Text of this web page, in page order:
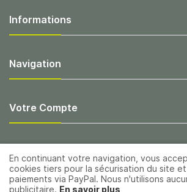
En continuant votre navigation, vous
cookies tiers pour la sécurisation du site
paiements via PayPal. Nous n'utilisons
publicitaire. En savoir plus
Informations
Navigation
Votre Compte